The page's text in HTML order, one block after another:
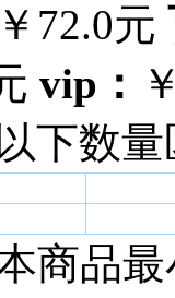
￥72.0元
vip：
下数
商品